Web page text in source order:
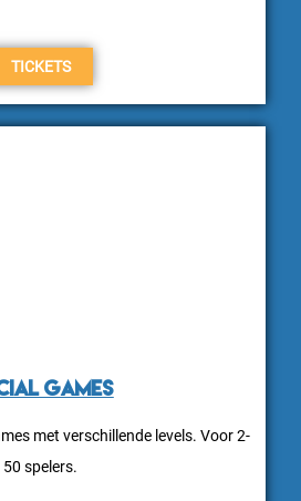
TICKETS
Games
met verschillende levels. Voor 2-
50 spelers.